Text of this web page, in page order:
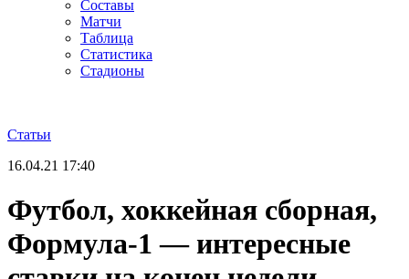
Составы
Матчи
Таблица
Статистика
Стадионы
Статьи
16.04.21 17:40
Футбол, хоккейная сборная,
Формула-1 — интересные